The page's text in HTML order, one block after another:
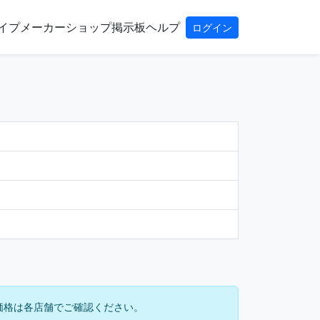
プメーカーショップ掲示板ヘルプ ログイン
は各店舗でご確認ください。